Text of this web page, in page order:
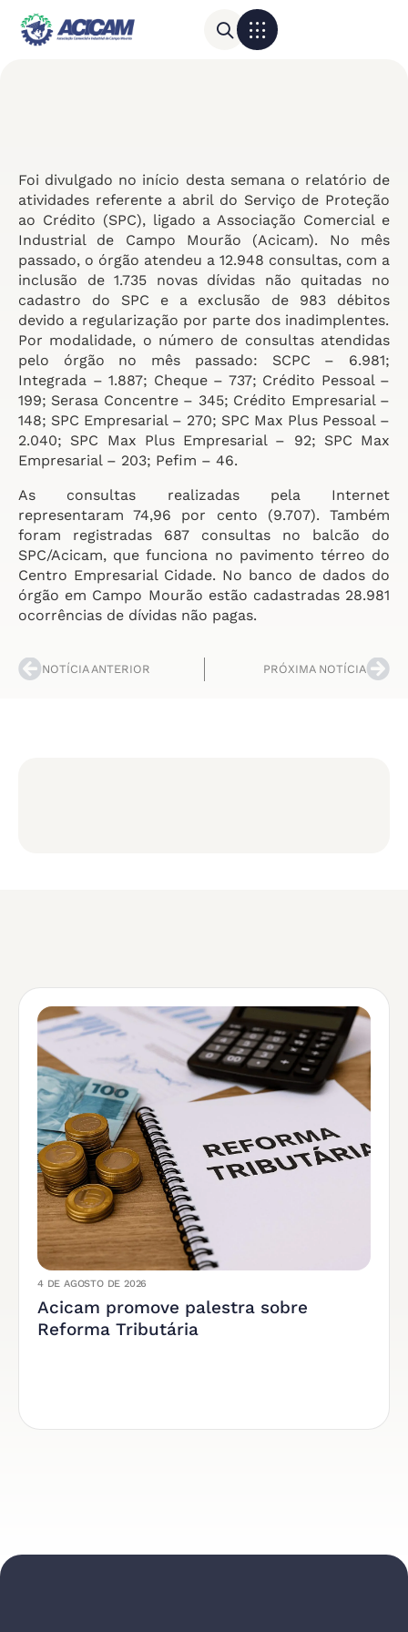
Foi divulgado no início desta semana o relatório de
atividades referente a abril do Serviço de Proteção
ao Crédito (SPC), ligado a Associação Comercial e
Industrial de Campo Mourão (Acicam). No mês
passado, o órgão atendeu a 12.948 consultas, com a
inclusão de 1.735 novas dívidas não quitadas no
cadastro do SPC e a exclusão de 983 débitos
devido a regularização por parte dos inadimplentes.
Por modalidade, o número de consultas atendidas
pelo órgão no mês passado: SCPC – 6.981;
Integrada – 1.887; Cheque – 737; Crédito Pessoal –
199; Serasa Concentre – 345; Crédito Empresarial –
148; SPC Empresarial – 270; SPC Max Plus Pessoal –
2.040; SPC Max Plus Empresarial – 92; SPC Max
Empresarial – 203; Pefim – 46.
As consultas realizadas pela Internet
representaram 74,96 por cento (9.707). Também
foram registradas 687 consultas no balcão do
SPC/Acicam, que funciona no pavimento térreo do
Centro Empresarial Cidade. No banco de dados do
órgão em Campo Mourão estão cadastradas 28.981
ocorrências de dívidas não pagas.
NOTÍCIA ANTERIOR PRÓXIMA NOTÍCIA
4 DE AGOSTO DE 2026
Acicam promove palestra sobre
Reforma Tributária